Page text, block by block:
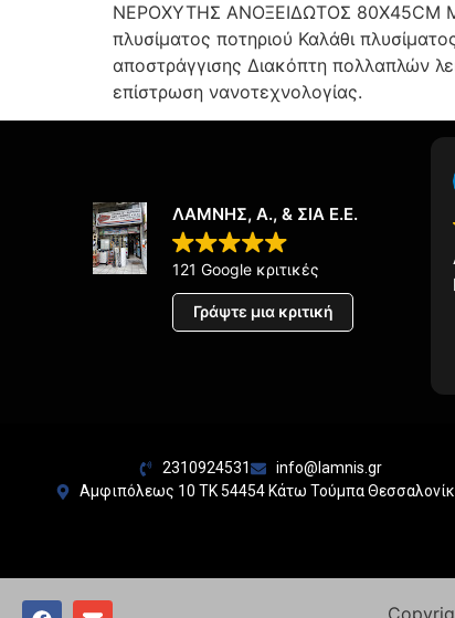
ΝΕΡΟΧΥΤΗΣ ΑΝΟΞΕΙΔΩΤΟΣ 80Χ45CΜ
πλυσίματος ποτηριού Καλάθι
αποστράγγισης Διακόπτη πολλαπλών
επίστρωση νανοτεχνολογίας.
ΛΑΜΝΗΣ, Α., & ΣΙΑ Ε.Ε.
121 Google κριτικές
Γράψτε μια κριτική
2310924531
info@lamnis.gr
Αμφιπόλεως 10 ΤΚ 54454 Κάτω Τούμπα